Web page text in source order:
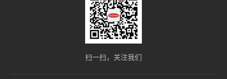
扫一扫，关注我们